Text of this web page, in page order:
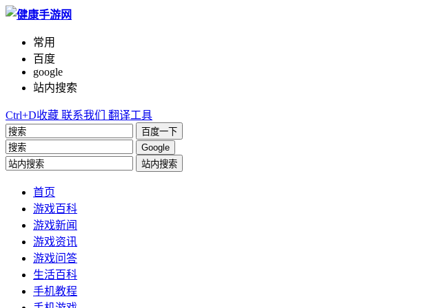
常用
百度
google
站内搜索
Ctrl+D收藏 联系我们 翻译工具
百度一下
Google
站内搜索
首页
游戏百科
游戏新闻
游戏资讯
游戏问答
生活百科
手机教程